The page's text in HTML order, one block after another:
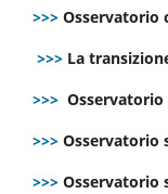
>>> Osservatorio
>>> La
>>>
>>> Osservatorio
>>> Osservatorio